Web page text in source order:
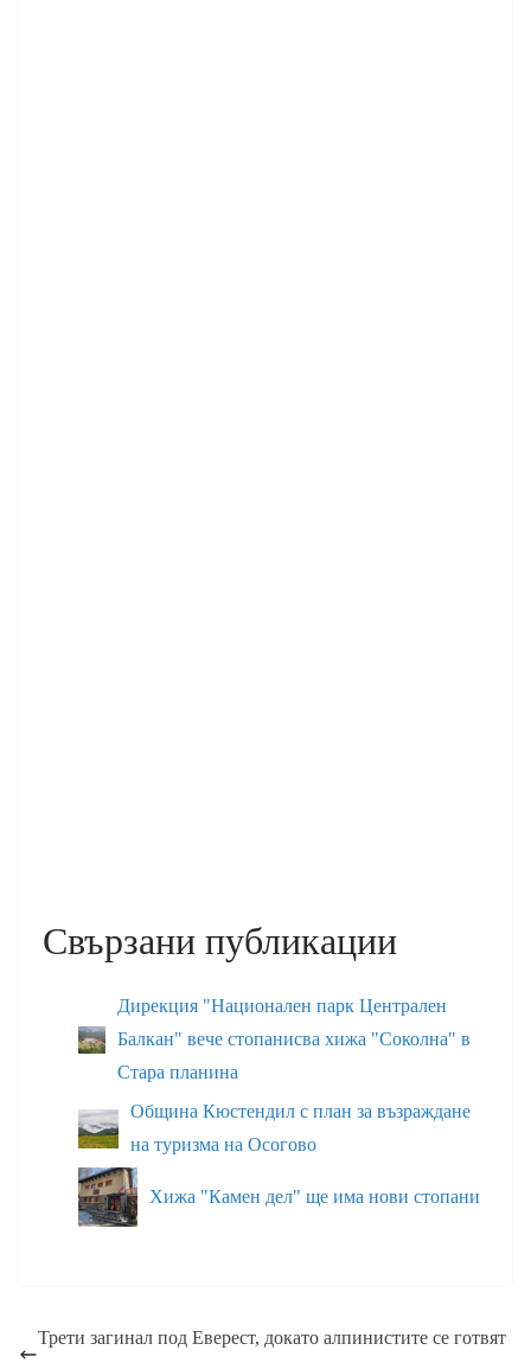
Свързани публикации
Дирекция "Национален парк Централен
Балкан" вече стопанисва хижа "Соколна" в
Стара планина
Община Кюстендил с план за възраждане
на туризма на Осогово
Хижа "Камен дел" ще има нови стопани
Трети загинал под Еверест, докато алпинистите се готвят